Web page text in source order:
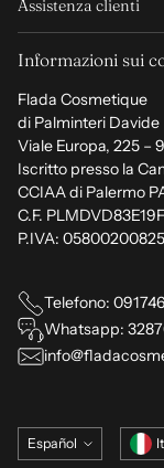
Assistenza clienti
Informazioni sui
Flada Cosmetique
di Palminteri Davide
Viale Europa, 225 –
Iscritto presso la
CCIAA di Palermo
C.F.
P.IVA: 05800200825
Telefono:
Whatsapp:
Idioma
Español